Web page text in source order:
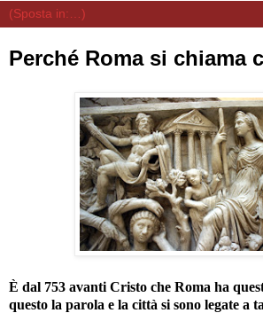
Perché Roma si chiama
È dal 753 avanti Cristo che Roma ha
questo la parola e la città si sono legate a